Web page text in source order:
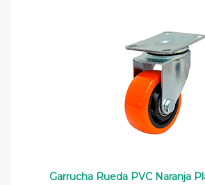
Garrucha Rueda PVC Naranja